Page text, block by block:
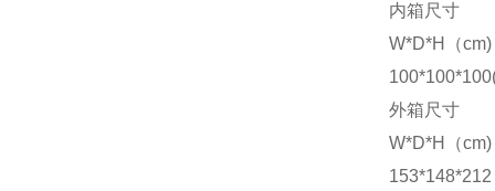
内箱尺寸
W*D*H（cm)
外箱尺寸
W*D*H（cm)